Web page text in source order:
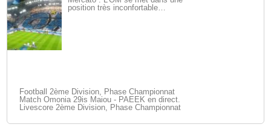
position très inconfortable…
Football 2ème Division, Phase Championnat
Match Omonia 29is Maiou - PAEEK en direct.
Livescore 2ème Division, Phase Championnat